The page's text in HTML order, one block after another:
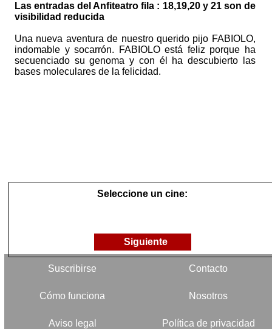
Las entradas del Anfiteatro fila : 18,19,20 y 21 son de
visibilidad reducida
Una nueva aventura de nuestro querido pijo FABIOLO,
indomable y socarrón. FABIOLO está feliz porque ha
secuenciado su genoma y con él ha descubierto las
bases moleculares de la felicidad.
Seleccione un cine:
Siguiente
Suscribirse Contacto
Cómo funciona Nosotros
Aviso legal Política de privacidad